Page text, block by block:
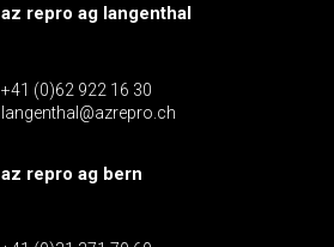
az repro ag langenthal
+41 (0)62 922 16 30
langenthal@azrepro.ch
az repro ag bern